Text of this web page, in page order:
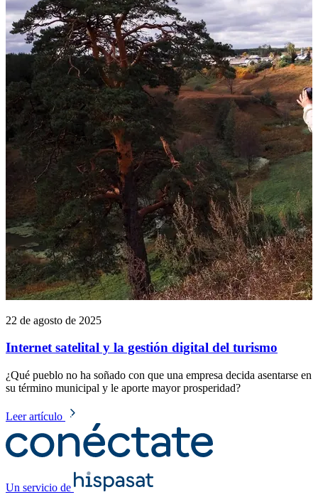
22 de agosto de 2025
Internet satelital y la gestión digital del turismo
¿Qué pueblo no ha soñado con que una empresa decida asentarse en
su término municipal y le aporte mayor prosperidad?
Leer artículo
Un servicio de